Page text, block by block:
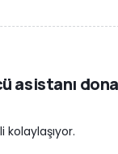
asistanı